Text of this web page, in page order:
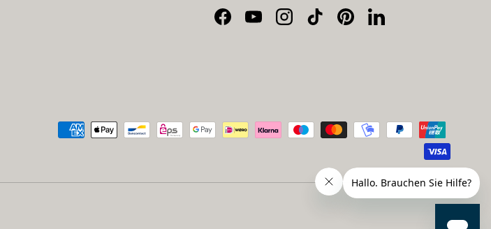
Facebook
YouTubeInstagram
TikTokPinterestLinkedIn
Betalningsmetoder